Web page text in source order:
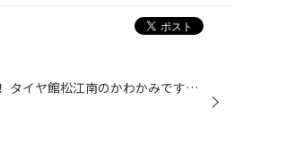
いつも当店のWEBをご覧頂きありがとうございます！ タイヤ館松江南のかわかみです！ 現行B4#系デイズにお乗りの方は要注意です！ 【 リヤウィンカー 】の電球をLEDバルブに交換したら、 【 リヤバンパーのコーナーセンサーが効かない 】 という案件が多発しているようです。 当店でも、B44W デイズ...